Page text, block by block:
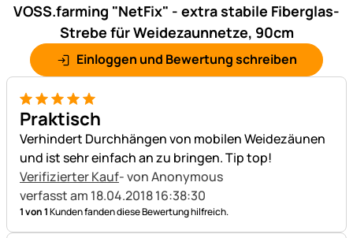
VOSS.farming "NetFix" - extra stabile Fiberglas-
Strebe für Weidezaunnetze, 90cm
Einloggen und Bewertung schreiben
5 von 5
Praktisch
Verhindert Durchhängen von mobilen Weidezäunen
und ist sehr einfach an zu bringen. Tip top!
Verifizierter Kauf- von Anonymous
verfasst am 18.04.2018 16:38:30
1 von 1Kunden fanden diese Bewertung hilfreich.